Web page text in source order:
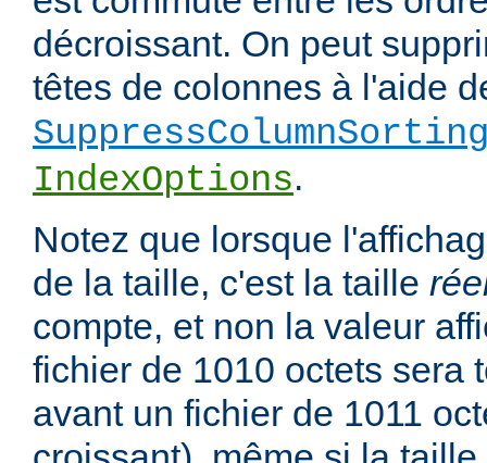
décroissant. On peut
têtes de colonnes à l'aide
IndexOptions.
Notez que lorsque
de la taille, c'est la taille
compte, et non la valeur
fichier de 1010 octets sera
avant un fichier de 1011